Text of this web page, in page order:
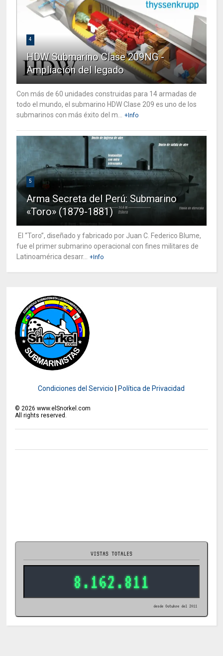
4
HDW Submarino Clase 209NG -
Ampliación del legado
Con más de 60 unidades construidas para 14 armadas de
todo el mundo, el submarino HDW Clase 209 es uno de los
submarinos con más éxito del m...
+Info
5
Arma Secreta del Perú: Submarino
«Toro» (1879-1881)
El “Toro”, diseñado y fabricado por Juan C. Federico Blume,
fue el primer submarino operacional con fines militares de
Latinoamérica desarr...
+Info
Condiciones del Servicio Política de Privacidad
© 2026 www.elSnorkel.com
All rights reserved.
VISTAS TOTALES
8.162.811
desde Octubre del 2011